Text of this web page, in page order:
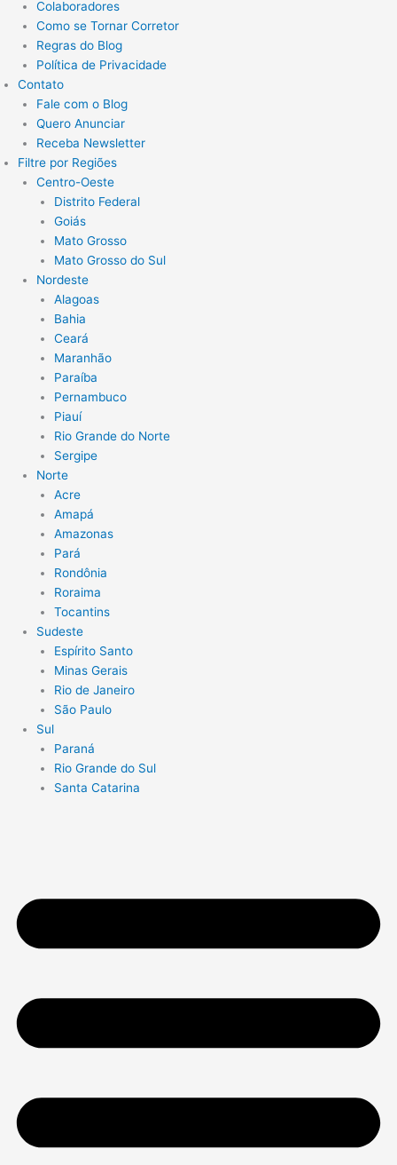
Colaboradores
Como se Tornar Corretor
Regras do Blog
Política de Privacidade
Contato
Fale com o Blog
Quero Anunciar
Receba Newsletter
Filtre por Regiões
Centro-Oeste
Distrito Federal
Goiás
Mato Grosso
Mato Grosso do Sul
Nordeste
Alagoas
Bahia
Ceará
Maranhão
Paraíba
Pernambuco
Piauí
Rio Grande do Norte
Sergipe
Norte
Acre
Amapá
Amazonas
Pará
Rondônia
Roraima
Tocantins
Sudeste
Espírito Santo
Minas Gerais
Rio de Janeiro
São Paulo
Sul
Paraná
Rio Grande do Sul
Santa Catarina